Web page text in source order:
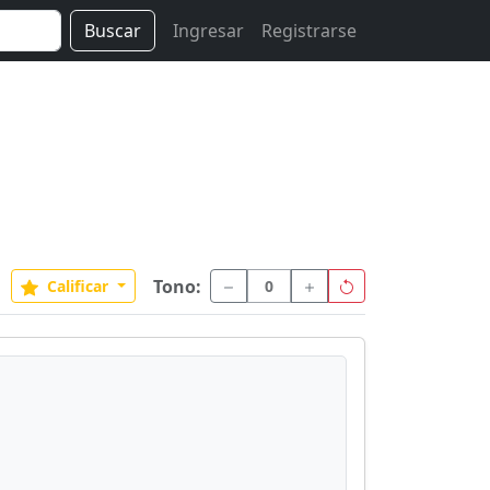
Buscar Ingresar Registrarse
Calificar Tono: 0